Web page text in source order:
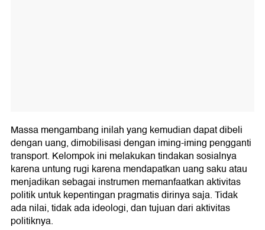
Massa mengambang inilah yang kemudian dapat dibeli
dengan uang, dimobilisasi dengan iming-iming pengganti
transport. Kelompok ini melakukan tindakan sosialnya
karena untung rugi karena mendapatkan uang saku atau
menjadikan sebagai instrumen memanfaatkan aktivitas
politik untuk kepentingan pragmatis dirinya saja. Tidak
ada nilai, tidak ada ideologi, dan tujuan dari aktivitas
politiknya.